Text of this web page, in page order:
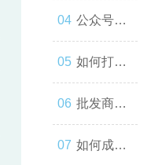
世界联系
起来
的网站
人：技术
与人类事
务的交错
公众号开
发：如何
让你的公
众号成为
如何打造
一个优秀
的分销商
批发商
城：为什
如何成为